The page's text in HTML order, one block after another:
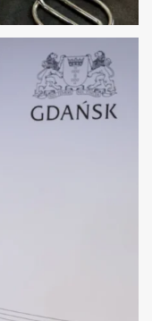
– OBSŁUGA